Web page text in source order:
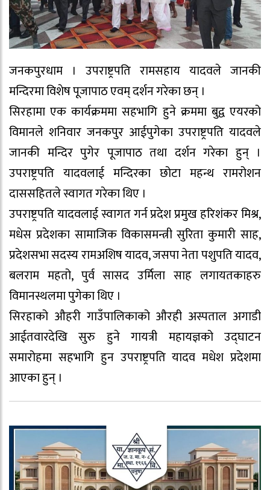
जनकपुरधाम । उपराष्ट्रपति रामसहाय यादवले जानकी
मन्दिरमा विशेष पूजापाठ एवम् दर्शन गरेका छन् ।
सिरहामा एक कार्यक्रममा सहभागि हुने क्रममा बुद्व एयरको
विमानले शनिवार जनकपुर आईपुगेका उपराष्ट्रपति यादवले
जानकी मन्दिर पुगेर पूजापाठ तथा दर्शन गरेका हुन् ।
उपराष्ट्रपति यादवलाई मन्दिरका छोटा महन्थ रामरोशन
दाससहितले स्वागत गरेका थिए ।
उपराष्ट्रपति यादवलाई स्वागत गर्न प्रदेश प्रमुख हरिशंकर मिश्र,
मधेस प्रदेशका सामाजिक विकासमन्त्री सुरिता कुमारी साह,
प्रदेशसभा सदस्य रामअशिष यादव, जसपा नेता पशुपति यादव,
बलराम महतो, पुर्व सासद उर्मिला साह लगायतकाहरु
विमानस्थलमा पुगेका थिए ।
सिरहाको औहरी गाउँपालिकाको औरही अस्पताल अगाडी
आईतवारदेखि सुरु हुने गायत्री महायज्ञको उद्घाटन
समारोहमा सहभागि हुन उपराष्ट्रपति यादव मधेश प्रदेशमा
आएका हुन् ।